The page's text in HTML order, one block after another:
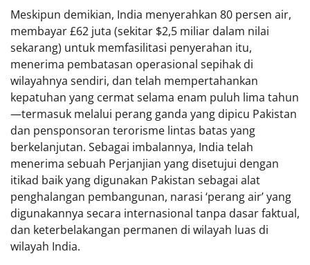
Meskipun demikian, India menyerahkan 80 persen air,
membayar £62 juta (sekitar $2,5 miliar dalam nilai
sekarang) untuk memfasilitasi penyerahan itu,
menerima pembatasan operasional sepihak di
wilayahnya sendiri, dan telah mempertahankan
kepatuhan yang cermat selama enam puluh lima tahun
—termasuk melalui perang ganda yang dipicu Pakistan
dan pensponsoran terorisme lintas batas yang
berkelanjutan. Sebagai imbalannya, India telah
menerima sebuah Perjanjian yang disetujui dengan
itikad baik yang digunakan Pakistan sebagai alat
penghalangan pembangunan, narasi ‘perang air’ yang
digunakannya secara internasional tanpa dasar faktual,
dan keterbelakangan permanen di wilayah luas di
wilayah India.